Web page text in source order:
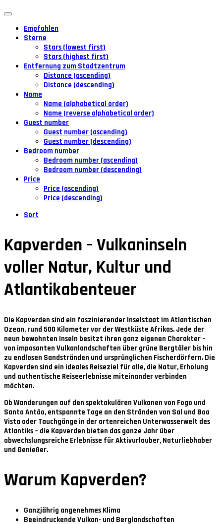
Empfohlen
Sterne
Stars (lowest first)
Stars (highest first)
Entfernung zum Stadtzentrum
Distance (ascending)
Distance (descending)
Name
Name (alphabetical order)
Name (reverse alphabetical order)
Guest number
Guest number (ascending)
Guest number (descending)
Bedroom number
Bedroom number (ascending)
Bedroom number (descending)
Price
Price (ascending)
Price (descending)
Sort
Kapverden – Vulkaninseln
voller Natur, Kultur und
Atlantikabenteuer
Die Kapverden sind ein faszinierender Inselstaat im Atlantischen
Ozean, rund 500 Kilometer vor der Westküste Afrikas. Jede der
neun bewohnten Inseln besitzt ihren ganz eigenen Charakter –
von imposanten Vulkanlandschaften über grüne Bergtäler bis hin
zu endlosen Sandstränden und ursprünglichen Fischerdörfern. Die
Kapverden sind ein ideales Reiseziel für alle, die Natur, Erholung
und authentische Reiseerlebnisse miteinander verbinden
möchten.
Ob Wanderungen auf den spektakulären Vulkanen von Fogo und
Santo Antão, entspannte Tage an den Stränden von Sal und Boa
Vista oder Tauchgänge in der artenreichen Unterwasserwelt des
Atlantiks – die Kapverden bieten das ganze Jahr über
abwechslungsreiche Erlebnisse für Aktivurlauber, Naturliebhaber
und Genießer.
Warum Kapverden?
Ganzjährig angenehmes Klima
Beeindruckende Vulkan- und Berglandschaften